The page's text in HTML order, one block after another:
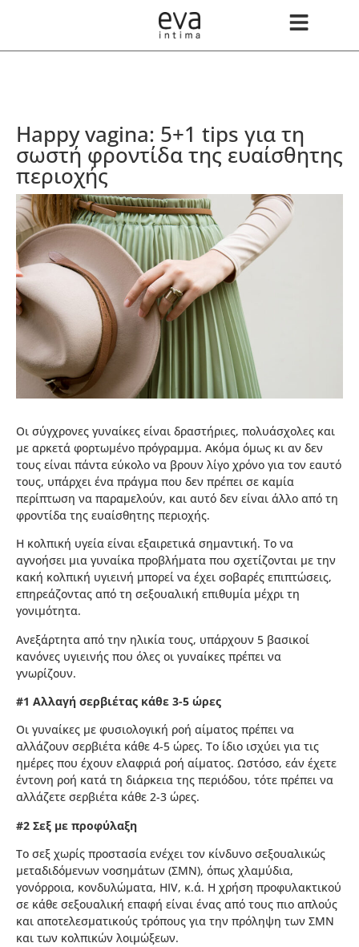
Happy vagina: 5+1 tips για τη
σωστή φροντίδα της ευαίσθητης
περιοχής
Οι σύγχρονες γυναίκες είναι δραστήριες, πολυάσχολες και
με αρκετά φορτωμένο πρόγραμμα. Ακόμα όμως κι αν δεν
τους είναι πάντα εύκολο να βρουν λίγο χρόνο για τον εαυτό
τους, υπάρχει ένα πράγμα που δεν πρέπει σε καμία
περίπτωση να παραμελούν, και αυτό δεν είναι άλλο από τη
φροντίδα της ευαίσθητης περιοχής.
Η κολπική υγεία είναι εξαιρετικά σημαντική. Το να
αγνοήσει μια γυναίκα προβλήματα που σχετίζονται με την
κακή κολπική υγιεινή μπορεί να έχει σοβαρές επιπτώσεις,
επηρεάζοντας από τη σεξουαλική επιθυμία μέχρι τη
γονιμότητα.
Ανεξάρτητα από την ηλικία τους, υπάρχουν 5 βασικοί
κανόνες υγιεινής που όλες οι γυναίκες πρέπει να
γνωρίζουν.
#1 Αλλαγή σερβιέτας κάθε 3-5 ώρες
Οι γυναίκες με φυσιολογική ροή αίματος πρέπει να
αλλάζουν σερβιέτα κάθε 4-5 ώρες. Το ίδιο ισχύει για τις
ημέρες που έχουν ελαφριά ροή αίματος. Ωστόσο, εάν έχετε
έντονη ροή κατά τη διάρκεια της περιόδου, τότε πρέπει να
αλλάζετε σερβιέτα κάθε 2-3 ώρες.
#2 Σεξ με προφύλαξη
Το σεξ χωρίς προστασία ενέχει τον κίνδυνο σεξουαλικώς
μεταδιδόμενων νοσημάτων (ΣΜΝ), όπως χλαμύδια,
γονόρροια, κονδυλώματα, HIV, κ.ά. Η χρήση προφυλακτικού
σε κάθε σεξουαλική επαφή είναι ένας από τους πιο απλούς
και αποτελεσματικούς τρόπους για την πρόληψη των ΣΜΝ
και των κολπικών λοιμώξεων.